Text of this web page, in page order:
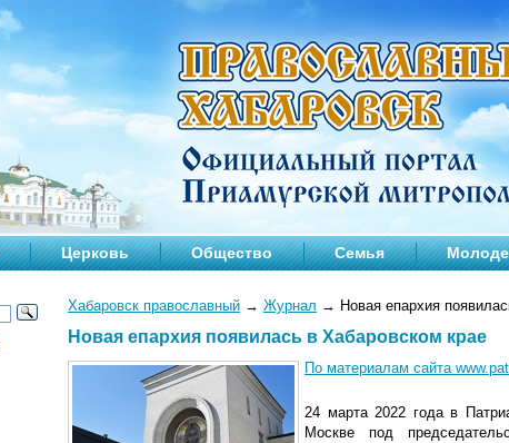
Церковь Общество Семья
Хабаровск православный → Журнал → Новая епархия
Новая епархия появилась в Хабаровском крае
По материалам сайта
24 марта 2022 года в
Москве под